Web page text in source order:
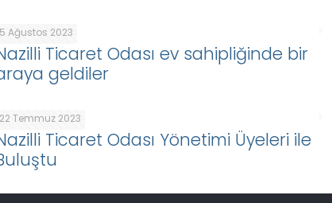
5 Ağustos 2023
Ticaret Odası ev sahipliğinde bir
geldiler
22 Temmuz 2023
Ticaret Odası Yönetimi Üyeleri ile